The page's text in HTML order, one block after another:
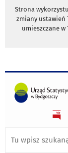
Strona
zmiany ustawień
umieszczane